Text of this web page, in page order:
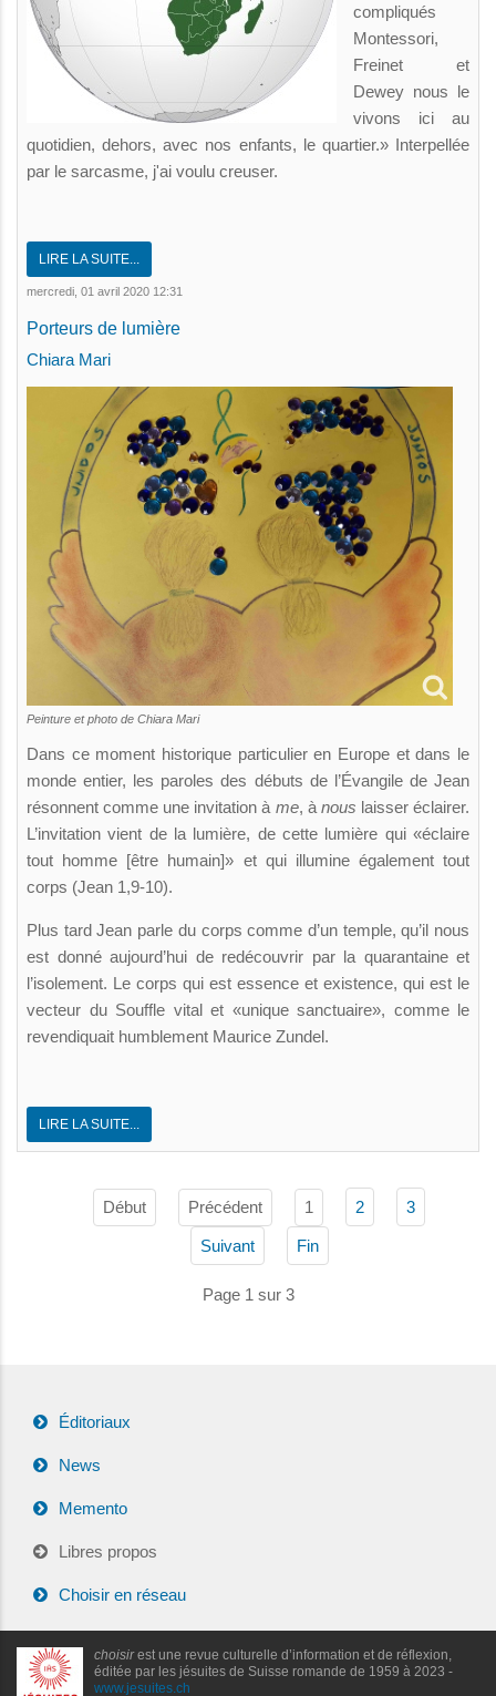
compliqués
Montessori,
Freinet et
Dewey nous le
vivons ici au
quotidien, dehors, avec nos enfants, le quartier.» Interpellée
par le sarcasme, j'ai voulu creuser.
LIRE LA SUITE...
mercredi, 01 avril 2020 12:31
Porteurs de lumière
Chiara Mari
Peinture et photo de Chiara Mari
Dans ce moment historique particulier en Europe et dans le
monde entier, les paroles des débuts de l’Évangile de Jean
résonnent comme une invitation à me, à nous laisser éclairer.
L’invitation vient de la lumière, de cette lumière qui «éclaire
tout homme [être humain]» et qui illumine également tout
corps (Jean 1,9-10).
Plus tard Jean parle du corps comme d’un temple, qu’il nous
est donné aujourd’hui de redécouvrir par la quarantaine et
l’isolement. Le corps qui est essence et existence, qui est le
vecteur du Souffle vital et «unique sanctuaire», comme le
revendiquait humblement Maurice Zundel.
LIRE LA SUITE...
Début Précédent 1 2 3
Suivant Fin
Page 1 sur 3
Éditoriaux
News
Memento
Libres propos
Choisir en réseau
choisirest une revue culturelle d’information et de réflexion,
éditée par les jésuites de Suisse romande de 1959 à 2023 -
www.jesuites.ch